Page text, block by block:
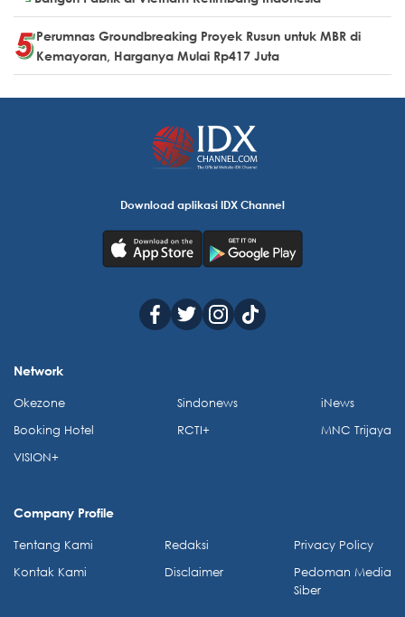
Perumnas Groundbreaking Proyek Rusun untuk MBR di
Kemayoran, Harganya Mulai Rp417 Juta
Download aplikasi IDX Channel
Network
Okezone
Booking Hotel
VISION+
Sindonews
RCTI+
iNews
MNC Trijaya
Company Profile
Tentang Kami
Kontak Kami
Redaksi
Disclaimer
Privacy Policy
Pedoman Media
Siber